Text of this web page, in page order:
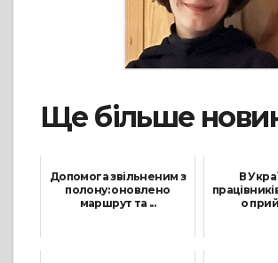
Ще більше
Допомога звільненим з
полону: оновлено
маршрут та ...
В
о